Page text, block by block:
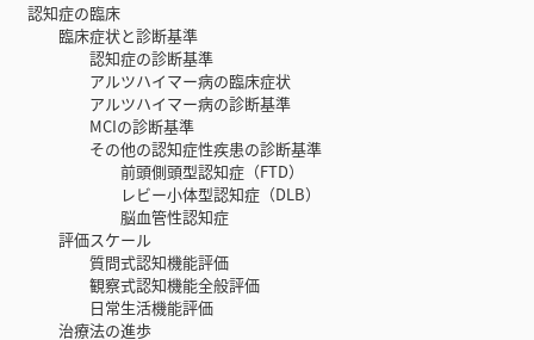
認知症の臨床
臨床症状と診断基準
認知症の診断基準
アルツハイマー病の臨床症状
アルツハイマー病の診断基準
MCIの診断基準
その他の認知症性疾患の診断基準
前頭側頭型認知症（FTD）
レビー小体型認知症（DLB）
脳血管性認知症
評価スケール
質問式認知機能評価
観察式認知機能全般評価
日常生活機能評価
治療法の進歩